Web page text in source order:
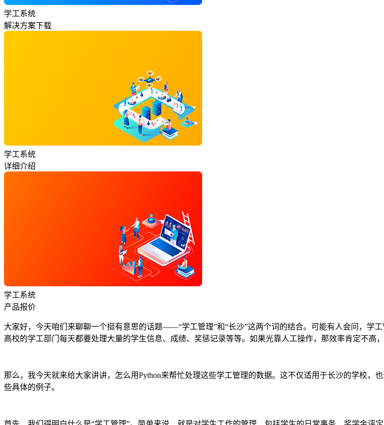
学工系统
解决方案下载
学工系统
详细介绍
学工系统
产品报价
大家好，今天咱们来聊聊一个挺有意思的话题——“学工管理”和“长沙”这两个词的结合。可能有人会问，学
高校的学工部门每天都要处理大量的学生信息、成绩、奖惩记录等等。如果光靠人工操作，那效率肯定不高
那么，我今天就来给大家讲讲，怎么用Python来帮忙处理这些学工管理的数据。这不仅适用于长沙的学校
些具体的例子。